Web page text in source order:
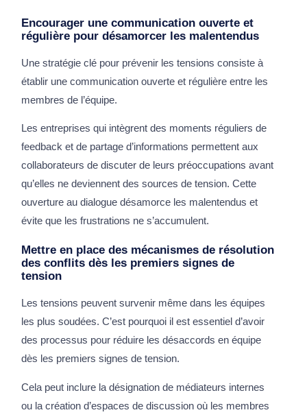
Encourager une communication ouverte et
régulière pour désamorcer les malentendus
Une stratégie clé pour prévenir les tensions consiste à
établir une communication ouverte et régulière entre les
membres de l’équipe.
Les entreprises qui intègrent des moments réguliers de
feedback et de partage d’informations permettent aux
collaborateurs de discuter de leurs préoccupations avant
qu’elles ne deviennent des sources de tension. Cette
ouverture au dialogue désamorce les malentendus et
évite que les frustrations ne s’accumulent.
Mettre en place des mécanismes de résolution
des conflits dès les premiers signes de
tension
Les tensions peuvent survenir même dans les équipes
les plus soudées. C’est pourquoi il est essentiel d’avoir
des processus pour réduire les désaccords en équipe
dès les premiers signes de tension.
Cela peut inclure la désignation de médiateurs internes
ou la création d’espaces de discussion où les membres